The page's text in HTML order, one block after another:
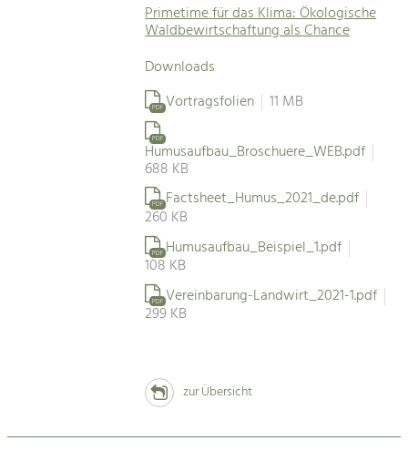
Primetime für das Klima: Ökologische
Waldbewirtschaftung als Chance
Downloads
PDF Vortragsfolien 11 MB
PDF
Humusaufbau_Broschuere_WEB.pdf
688 KB
PDF Factsheet_Humus_2021_de.pdf
260 KB
PDF Humusaufbau_Beispiel_1.pdf
108 KB
PDF Vereinbarung-Landwirt_2021-1.pdf
299 KB
zur Übersicht